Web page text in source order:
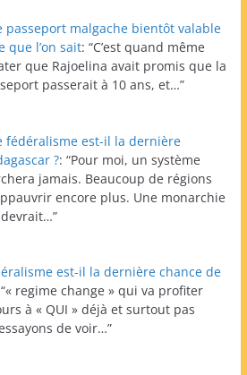
passeport malgache bientôt valable
que l’on sait: “C’est quand même
que Rajoelina avait promis que la
passerait à 10 ans, et…”
fédéralisme est-il la dernière
?: “Pour moi, un système
jamais. Beaucoup de régions
encore plus. Une monarchie
”
est-il la dernière chance de
« regime change » qui va profiter
à « QUI » déjà et surtout pas
de voir…”